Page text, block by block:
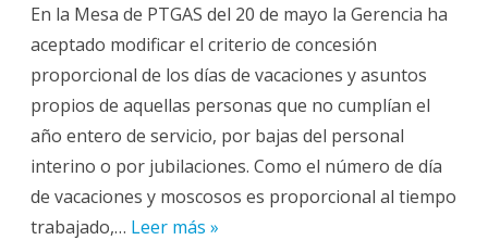
racanear
y
hace
justicia
con
el
cálculo
de
los
días
de
vacaciones
y
moscosos.
En la Mesa de PTGAS del 20 de mayo la Gerencia ha
aceptado modificar el criterio de concesión
proporcional de los días de vacaciones y asuntos
propios de aquellas personas que no cumplían el
año entero de servicio, por bajas del personal
interino o por jubilaciones. Como el número de día
de vacaciones y moscosos es proporcional al tiempo
trabajado,… Leer más »